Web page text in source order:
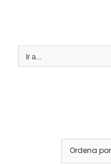
Ir a...
Ordena por